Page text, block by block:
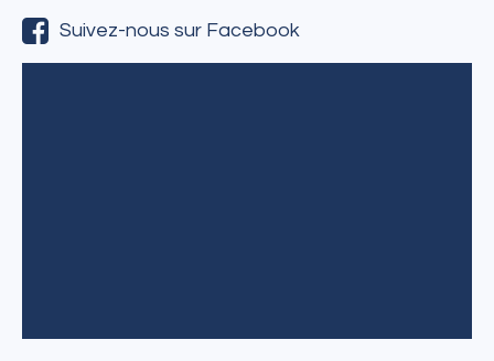
Suivez-nous sur Facebook